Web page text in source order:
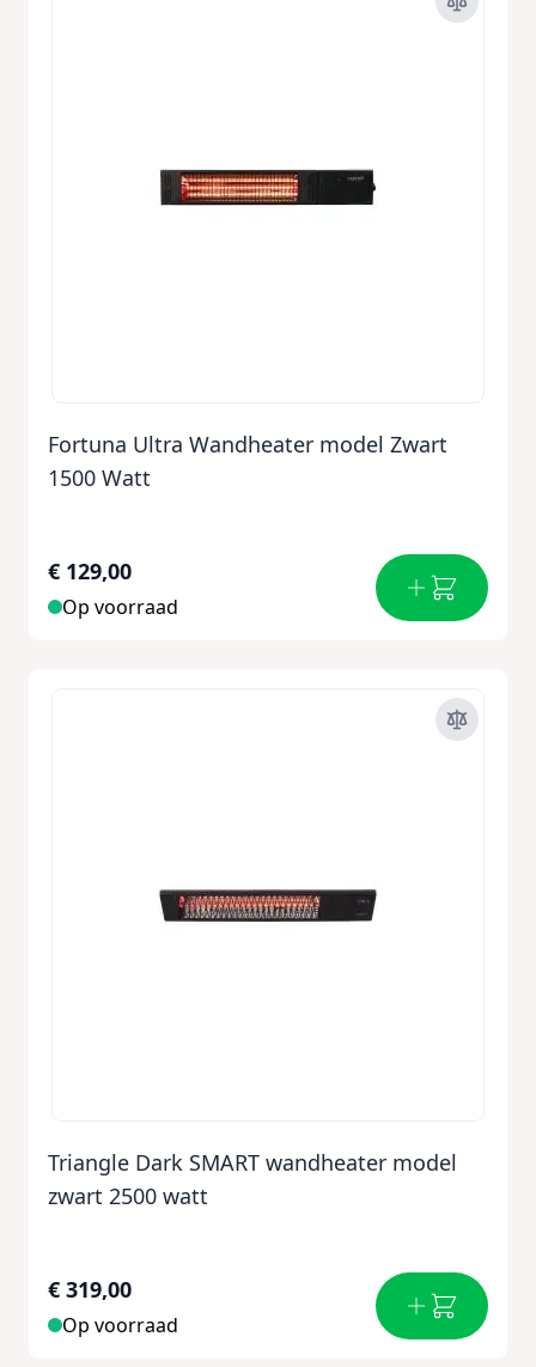
Fortuna Ultra Wandheater model Zwart
1500 Watt
€ 129,00
Op voorraad
Triangle Dark SMART wandheater model
zwart 2500 watt
€ 319,00
Op voorraad